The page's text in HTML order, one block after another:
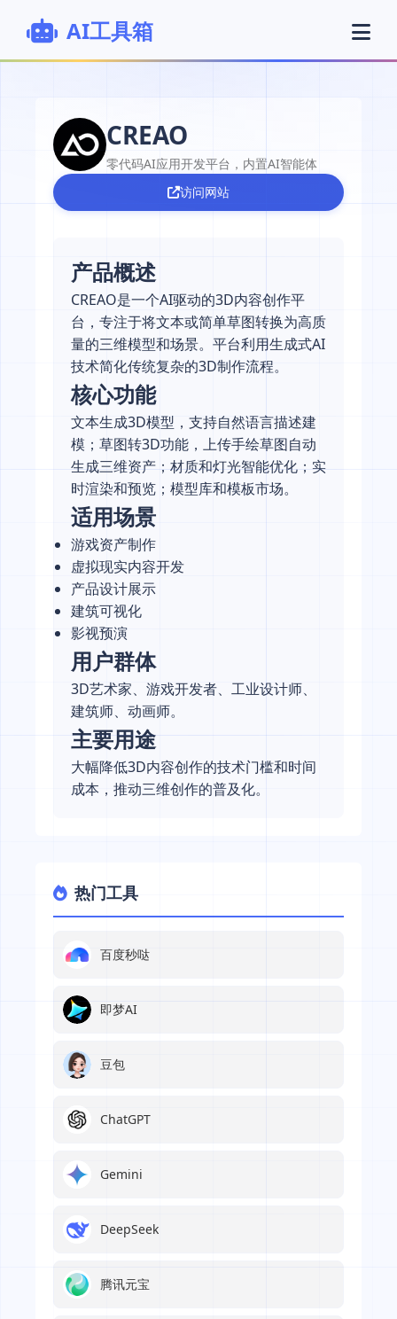
AI工具箱
CREAO
零代码AI应用开发平台，内置AI智能体
访问网站
产品概述
CREAO是一个AI驱动的3D内容创作平
台，专注于将文本或简单草图转换为高质
量的三维模型和场景。平台利用生成式AI
技术简化传统复杂的3D制作流程。
核心功能
文本生成3D模型，支持自然语言描述建
模；草图转3D功能，上传手绘草图自动
生成三维资产；材质和灯光智能优化；实
时渲染和预览；模型库和模板市场。
适用场景
游戏资产制作
虚拟现实内容开发
产品设计展示
建筑可视化
影视预演
用户群体
3D艺术家、游戏开发者、工业设计师、
建筑师、动画师。
主要用途
大幅降低3D内容创作的技术门槛和时间
成本，推动三维创作的普及化。
热门工具
百度秒哒
即梦AI
豆包
ChatGPT
Gemini
DeepSeek
腾讯元宝